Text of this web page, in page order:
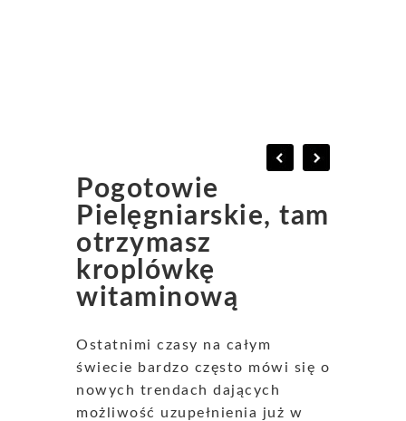
Pogotowie
Pielęgniarskie, tam
otrzymasz
kroplówkę
witaminową
Ostatnimi czasy na całym
świecie bardzo często mówi się o
nowych trendach dających
możliwość uzupełnienia już w